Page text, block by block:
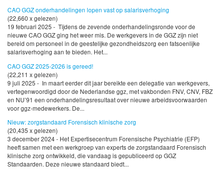
CAO GGZ onderhandelingen lopen vast op salarisverhoging
(22,660 x gelezen)
19 februari 2025 - Tijdens de zevende onderhandelingsronde voor de
nieuwe CAO GGZ ging het weer mis. De werkgevers in de GGZ zijn niet
bereid om personeel in de geestelijke gezondheidszorg een fatsoenlijke
salarisverhoging aan te bieden. Het...
CAO GGZ 2025-2026 is gereed!
(22,211 x gelezen)
9 juli 2025 - In maart eerder dit jaar bereikte een delegatie van werkgevers,
vertegenwoordigd door de Nederlandse ggz, met vakbonden FNV, CNV, FBZ
en NU’91 een onderhandelingsresultaat over nieuwe arbeidsvoorwaarden
voor ggz-medewerkers. De...
Nieuw: zorgstandaard Forensisch klinische zorg
(20,435 x gelezen)
3 december 2024 - Het Expertisecentrum Forensische Psychiatrie (EFP)
heeft samen met een werkgroep van experts de zorgstandaard Forensisch
klinische zorg ontwikkeld, die vandaag is gepubliceerd op GGZ
Standaarden. Deze nieuwe standaard biedt...